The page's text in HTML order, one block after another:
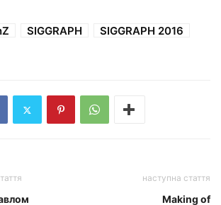
SIGGRAPH
SIGGRAPH 2016
наступна стаття
Making of